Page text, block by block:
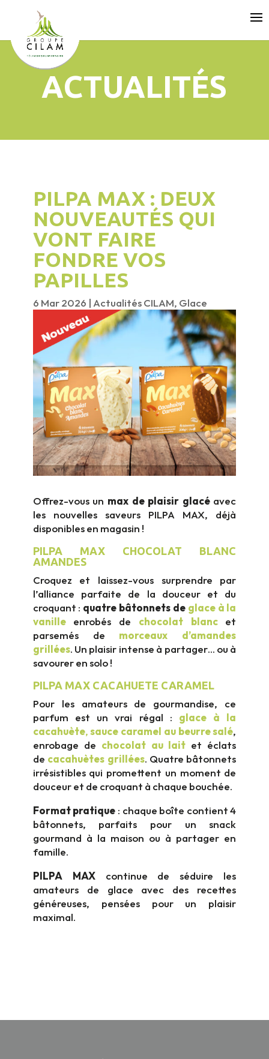
ACTUALITÉS
PILPA MAX : DEUX
NOUVEAUTÉS QUI
VONT FAIRE
FONDRE VOS
PAPILLES
6 Mar 2026 | Actualités CILAM, Glace
Offrez-vous un max de plaisir glacé avec
les nouvelles saveurs PILPA MAX, déjà
disponibles en magasin !
PILPA MAX CHOCOLAT BLANC
AMANDES
Croquez et laissez-vous surprendre par
l’alliance parfaite de la douceur et du
croquant : quatre bâtonnets de glace à la
vanille
enrobés de chocolat blanc
et
parsemés de
morceaux d’amandes
grillées. Un plaisir intense à partager… ou à
savourer en solo !
PILPA MAX CACAHUETE CARAMEL
Pour les amateurs de gourmandise, ce
parfum est un vrai régal :
glace à la
cacahuète,sauce caramel au beurre salé,
enrobage de chocolat au lait et éclats
de cacahuètes grillées. Quatre bâtonnets
irrésistibles qui promettent un moment de
douceur et de croquant à chaque bouchée.
Format pratique : chaque boîte contient 4
bâtonnets, parfaits pour un snack
gourmand à la maison ou à partager en
famille.
PILPA MAX
continue de séduire les
amateurs de glace avec des recettes
généreuses, pensées pour un plaisir
maximal.